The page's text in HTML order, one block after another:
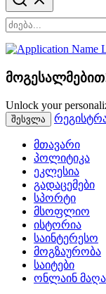
Unlock your
შესვლა
მთავარი
პოლიტიკა
ეკლესია
გადაცემები
სპორტი
მსოფლიო
ისტორია
საინტერესო
მოგზაურობა
საიტები
ონლაინ